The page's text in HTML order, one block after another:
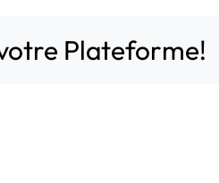
Plateforme!